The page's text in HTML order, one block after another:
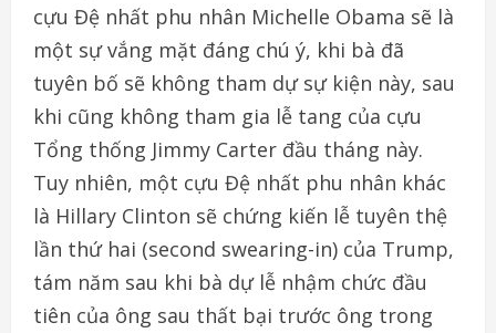
cựu Đệ nhất phu nhân Michelle Obama sẽ là
một sự vắng mặt đáng chú ý, khi bà đã
tuyên bố sẽ không tham dự sự kiện này, sau
khi cũng không tham gia lễ tang của cựu
Tổng thống Jimmy Carter đầu tháng này.
Tuy nhiên, một cựu Đệ nhất phu nhân khác
là Hillary Clinton sẽ chứng kiến lễ tuyên thệ
lần thứ hai (second swearing-in) của Trump,
tám năm sau khi bà dự lễ nhậm chức đầu
tiên của ông sau thất bại trước ông trong